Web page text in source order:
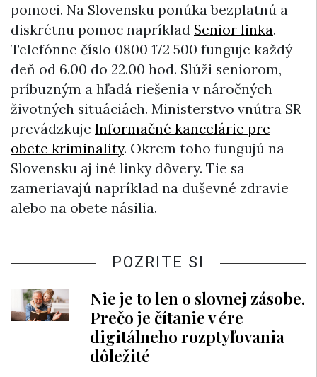
pomoci. Na Slovensku ponúka bezplatnú a
diskrétnu pomoc napríklad Senior linka.
Telefónne číslo 0800 172 500 funguje každý
deň od 6.00 do 22.00 hod. Slúži seniorom,
príbuzným a hľadá riešenia v náročných
životných situáciách. Ministerstvo vnútra SR
prevádzkuje Informačné kancelárie pre
obete kriminality. Okrem toho fungujú na
Slovensku aj iné linky dôvery. Tie sa
zameriavajú napríklad na duševné zdravie
alebo na obete násilia.
POZRITE SI
Nie je to len o slovnej zásobe.
Prečo je čítanie v ére
digitálneho rozptyľovania
dôležité